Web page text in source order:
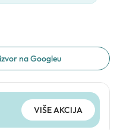
na Googleu
VIŠE AKCIJA